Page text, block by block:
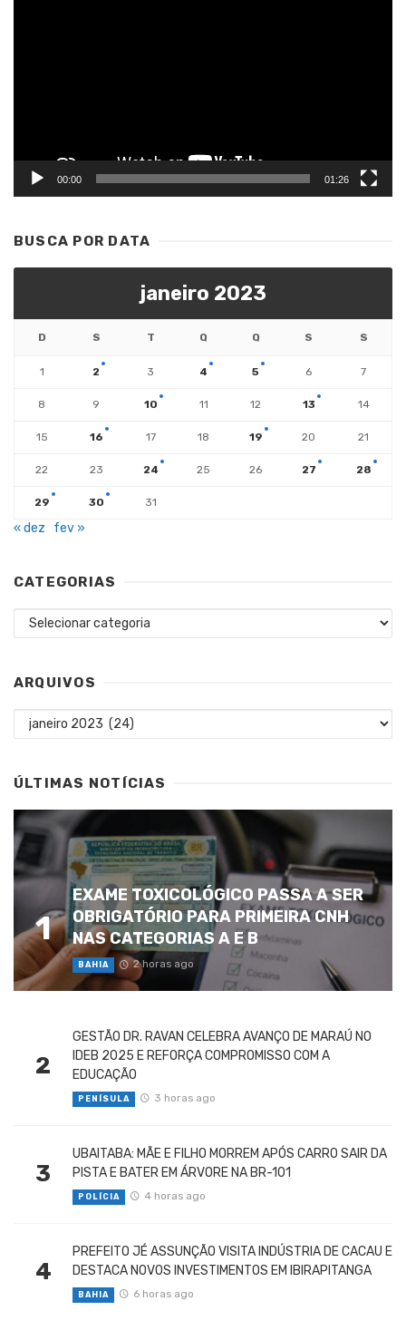
00:00 01:26
BUSCA POR DATA
janeiro 2023
D S T Q Q S S
1 2 3 4 5 6 7
8 9 10 11 12 13 14
15 16 17 18 19 20 21
22 23 24 25 26 27 28
29 30 31
« dez fev »
CATEGORIAS
Categorias
ARQUIVOS
Arquivos
ÚLTIMAS NOTÍCIAS
1
EXAME TOXICOLÓGICO PASSA A SER
OBRIGATÓRIO PARA PRIMEIRA CNH
NAS CATEGORIAS A E B
BAHIA 2 horas ago
2
GESTÃO DR. RAVAN CELEBRA AVANÇO DE MARAÚ NO
IDEB 2025 E REFORÇA COMPROMISSO COM A
EDUCAÇÃO
PENÍSULA 3 horas ago
3
UBAITABA: MÃE E FILHO MORREM APÓS CARRO SAIR DA
PISTA E BATER EM ÁRVORE NA BR-101
POLÍCIA 4 horas ago
4
PREFEITO JÉ ASSUNÇÃO VISITA INDÚSTRIA DE CACAU E
DESTACA NOVOS INVESTIMENTOS EM IBIRAPITANGA
BAHIA 6 horas ago